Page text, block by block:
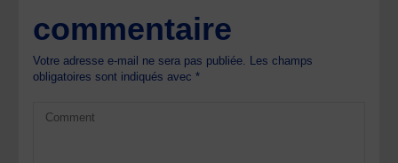
commentaire
Votre adresse e-mail ne sera pas publiée.
Les champs
obligatoires sont indiqués avec*